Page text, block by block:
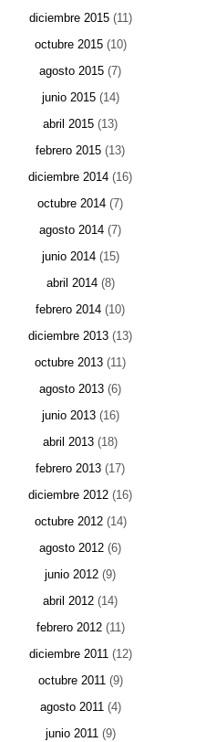
diciembre 2015(11)
octubre 2015(10)
agosto 2015 (7)
junio 2015(14)
abril 2015 (13)
febrero 2015 (13)
diciembre 2014 (16)
octubre 2014 (7)
agosto 2014 (7)
junio 2014(15)
abril 2014(8)
febrero 2014 (10)
diciembre 2013 (13)
octubre 2013 (11)
agosto 2013 (6)
junio 2013(16)
abril 2013 (18)
febrero 2013 (17)
diciembre 2012 (16)
octubre 2012(14)
agosto 2012 (6)
junio 2012 (9)
abril 2012 (14)
febrero 2012(11)
diciembre 2011(12)
octubre 2011(9)
agosto 2011(4)
junio 2011(9)